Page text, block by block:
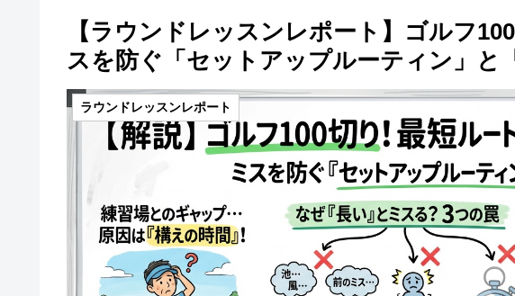
【ラウンドレッスンレポート】ゴルフ
スを防ぐ「セットアップルーティン」と
ラウンドレッスンレポート